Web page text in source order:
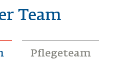
Team
Pflegeteam